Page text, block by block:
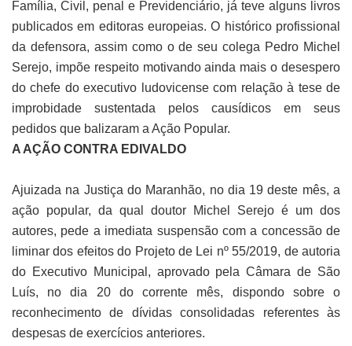
Família, Civil, penal e Previdenciário, já teve alguns livros
publicados em editoras europeias. O histórico profissional
da defensora, assim como o de seu colega Pedro Michel
Serejo, impõe respeito motivando ainda mais o desespero
do chefe do executivo ludovicense com relação à tese de
improbidade sustentada pelos causídicos em seus
pedidos que balizaram a Ação Popular.
A AÇÃO CONTRA EDIVALDO
Ajuizada na Justiça do Maranhão, no dia 19 deste mês, a
ação popular, da qual doutor Michel Serejo é um dos
autores, pede a imediata suspensão com a concessão de
liminar dos efeitos do Projeto de Lei nº 55/2019, de autoria
do Executivo Municipal, aprovado pela Câmara de São
Luís, no dia 20 do corrente mês, dispondo sobre o
reconhecimento de dívidas consolidadas referentes às
despesas de exercícios anteriores.